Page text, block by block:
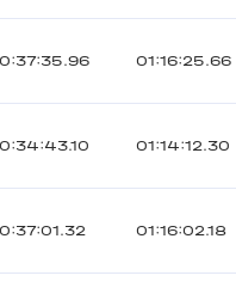
01:16:25.66
01:14:12.30
01:16:02.18